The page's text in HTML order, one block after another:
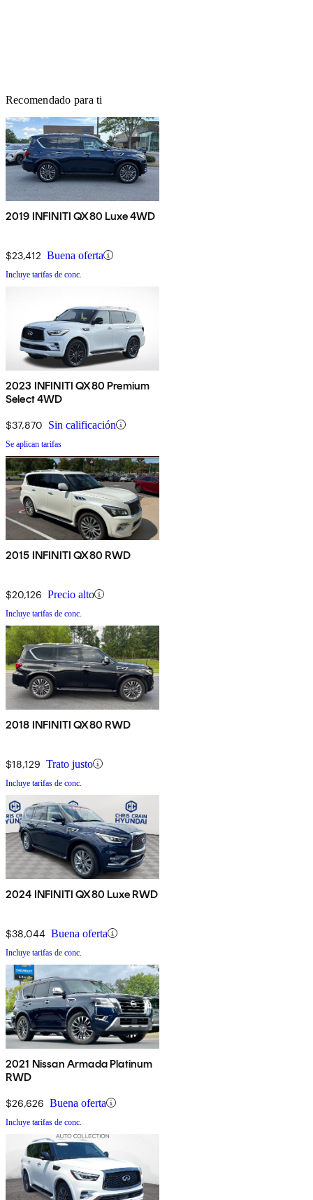
Recomendado para ti
2019 INFINITI QX80 Luxe 4WD
$23,412 Buena oferta
Incluye tarifas de conc.
2023 INFINITI QX80 Premium
Select 4WD
$37,870 Sin calificación
Se aplican tarifas
2015 INFINITI QX80 RWD
$20,126 Precio alto
Incluye tarifas de conc.
2018 INFINITI QX80 RWD
$18,129 Trato justo
Incluye tarifas de conc.
2024 INFINITI QX80 Luxe RWD
$38,044 Buena oferta
Incluye tarifas de conc.
2021 Nissan Armada Platinum
RWD
$26,626 Buena oferta
Incluye tarifas de conc.